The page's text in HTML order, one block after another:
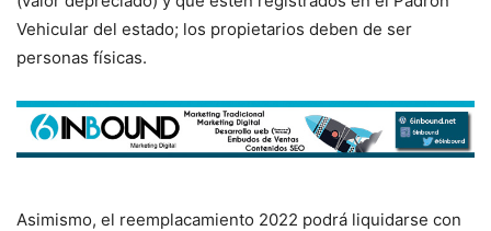
Vehicular del estado; los propietarios deben de ser
personas físicas.
Asimismo, el reemplacamiento 2022 podrá liquidarse con